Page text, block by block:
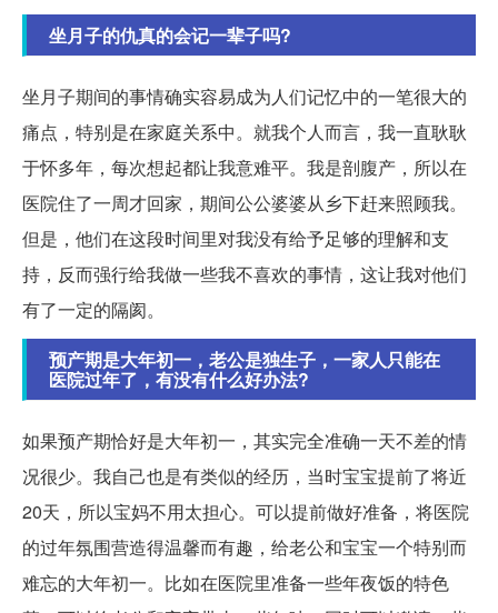
坐月子的仇真的会记一辈子吗?
坐月子期间的事情确实容易成为人们记忆中的一笔很大的
痛点，特别是在家庭关系中。就我个人而言，我一直耿耿
于怀多年，每次想起都让我意难平。我是剖腹产，所以在
医院住了一周才回家，期间公公婆婆从乡下赶来照顾我。
但是，他们在这段时间里对我没有给予足够的理解和支
持，反而强行给我做一些我不喜欢的事情，这让我对他们
有了一定的隔阂。
预产期是大年初一，老公是独生子，一家人只能在
医院过年了，有没有什么好办法?
如果预产期恰好是大年初一，其实完全准确一天不差的情
况很少。我自己也是有类似的经历，当时宝宝提前了将近
20天，所以宝妈不用太担心。可以提前做好准备，将医院
的过年氛围营造得温馨而有趣，给老公和宝宝一个特别而
难忘的大年初一。比如在医院里准备一些年夜饭的特色